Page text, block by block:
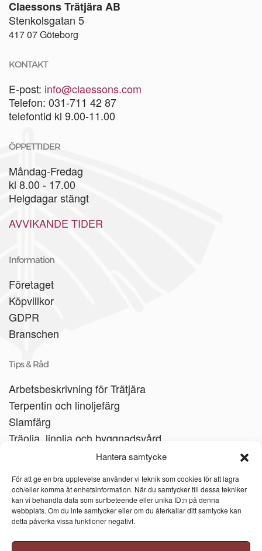
Hantera samtycke
För att ge en bra upplevelse använder vi teknik som cookies för att lagra
och/eller komma åt enhetsinformation. När du samtycker till dessa tekniker
kan vi behandla data som surfbeteende eller unika ID:n på denna
webbplats. Om du inte samtycker eller om du återkallar ditt samtycke kan
detta påverka vissa funktioner negativt.
Claessons Trätjära AB
Stenkolsgatan 5
417 07 Göteborg
KONTAKT
E-post: info@claessons.com
Telefon: 031-711 42 87
telefontid kl 9.00-11.00
ÖPPETTIDER
Måndag-Fredag
kl 8.00 - 17.00
Helgdagar stängt
AVVIKANDE TIDER
Information
Företaget
Köpvillkor
GDPR
Branschen
Tips & Råd
Arbetsbeskrivning för Trätjära
Terpentin och linoljefärg
Slamfärg
Träolja, linolja och byggnadsvård